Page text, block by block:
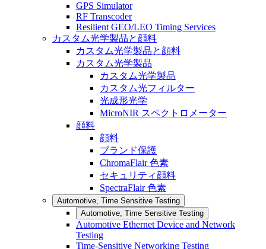
GPS Simulator
RF Transcoder
Resilient GEO/LEO Timing Services
カスタム光学製品と顔料
カスタム光学製品と顔料
カスタム光学製品
カスタム光学製品
カスタム光フィルター
光成形光学
MicroNIR スペクトロメーター
顔料
顔料
ブランド保護
ChromaFlair 色素
セキュリティ顔料
SpectraFlair 色素
Automotive, Time Sensitive Testing
Automotive, Time Sensitive Testing
Automotive Ethernet Device and Network
Testing
Time-Sensitive Networking Testing